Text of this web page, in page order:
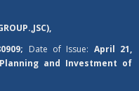
Date of Issue: April 21,
and Investment of